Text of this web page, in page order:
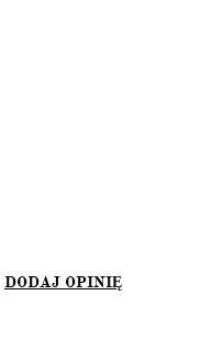
DODAJ OPINIĘ